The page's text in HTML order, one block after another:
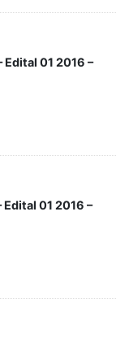
Edital 01 2016 –
Edital 01 2016 –